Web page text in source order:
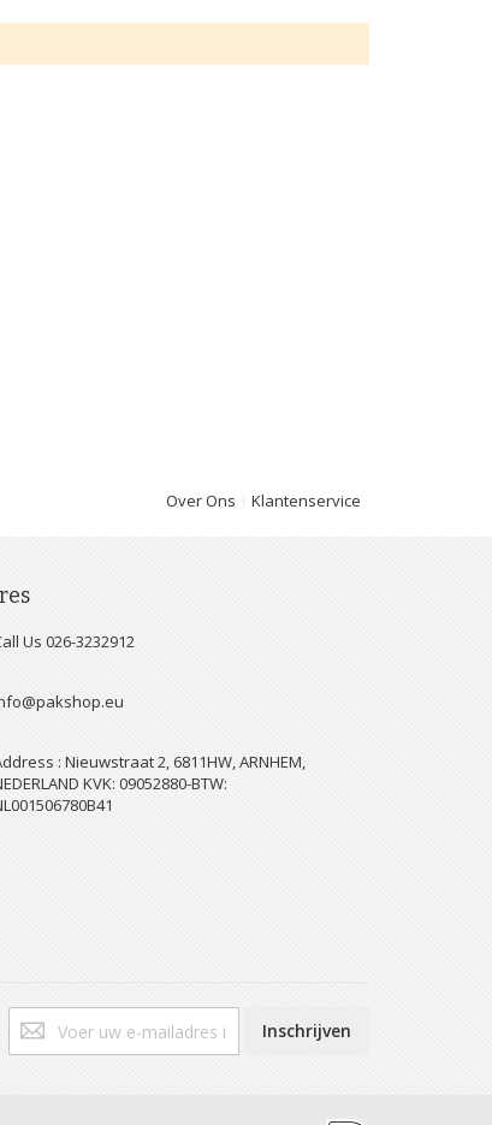
Over Ons Klantenservice
Us 026-3232912
: Nieuwstraat 2, 6811HW, ARNHEM,
KVK: 09052880-BTW:
Abonneer
op
Inschrijven